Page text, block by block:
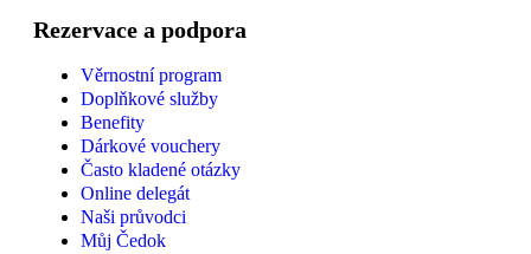
Rezervace a podpora
Věrnostní program
Doplňkové služby
Benefity
Dárkové vouchery
Často kladené otázky
Online delegát
Naši průvodci
Můj Čedok